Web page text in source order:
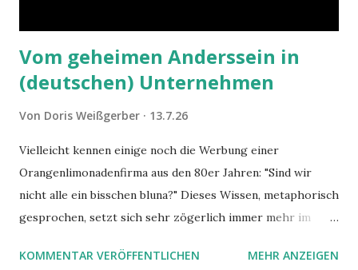
Vom geheimen Anderssein in
(deutschen) Unternehmen
Von Doris Weißgerber 13.7.26
Vielleicht kennen einige noch die Werbung einer
Orangenlimonadenfirma aus den 80er Jahren: "Sind wir
nicht alle ein bisschen bluna?" Dieses Wissen, metaphorisch
gesprochen, setzt sich sehr zögerlich immer mehr im
gleich. Im Arbeitskontext kann es zu nicht verstandenen
KOMMENTAR VERÖFFENTLICHEN MEHR ANZEIGEN